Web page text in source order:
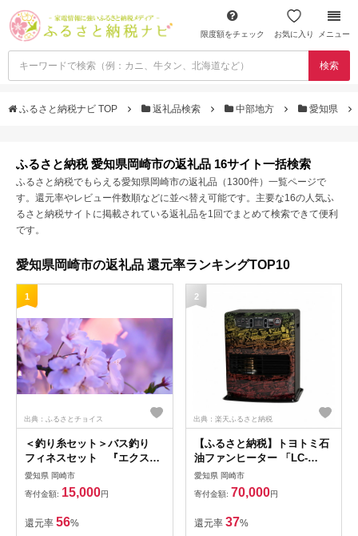
限度額をチェック お気に入り メニュー
検索
ふるさと納税ナビ TOP 返礼品検索 中部地方 愛知県
ふるさと納税 愛知県岡崎市の返礼品 16サイト一括検索
ふるさと納税でもらえる愛知県岡崎市の返礼品（1300件）一覧ページで
す。還元率やレビュー件数順などに並べ替え可能です。主要な16の人気ふ
るさと納税サイトに掲載されている返礼品を1回でまとめて検索できて便利
です。
愛知県岡崎市の返礼品 還元率ランキングTOP10
1
出典：ふるさとチョイス
＜釣り糸セット＞バス釣り
フィネスセット 『エクスレ
ッド』 ’19モデル
【1204651】
愛知県 岡崎市
寄付金額: 15,000円
還元率 56%
2
出典：楽天ふるさと納税
【ふるさと納税】トヨトミ石
油ファンヒーター 「LC-
33FF」 9～12畳
【1696686】
愛知県 岡崎市
寄付金額: 70,000円
還元率 37%